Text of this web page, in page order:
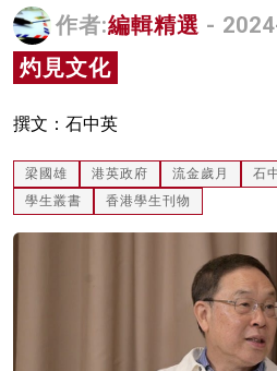
灼見活動
關於我們
作者:編輯精選 -
灼見文化
撰文：石中英
梁國雄 港英政府 流金歲月 石
學生叢書
香港學生刊物